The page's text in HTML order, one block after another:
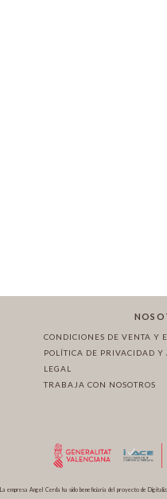
CONDICIONES DE VENTA Y
POLÍTICA DE PRIVACIDAD Y
LEGAL
TRABAJA CON NOSOTROS
La empresa Angel Cerda ha sido beneficiaria del proyecto de